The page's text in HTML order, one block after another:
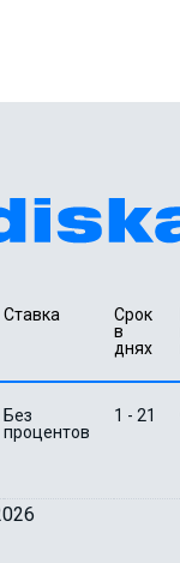
Ставка
Срок
в
днях
Без
процентов
1 - 21